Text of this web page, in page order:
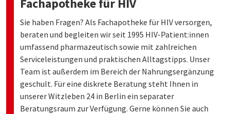
Fachapotheke für HIV
Sie haben Fragen? Als Fachapotheke für HIV versorgen,
beraten und begleiten wir seit 1995 HIV-Patient:innen
umfassend pharmazeutisch sowie mit zahlreichen
Serviceleistungen und praktischen Alltagstipps. Unser
Team ist außerdem im Bereich der Nahrungsergänzung
geschult. Für eine diskrete Beratung steht Ihnen in
unserer Witzleben 24 in Berlin ein separater
Beratungsraum zur Verfügung. Gerne können Sie auch